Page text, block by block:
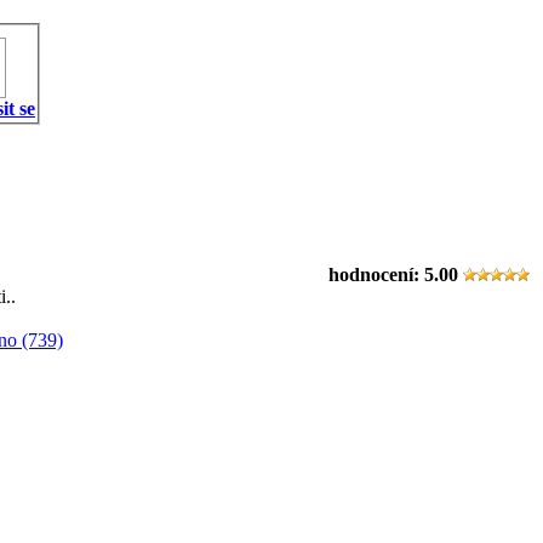
se
hodnocení: 5.00
(739)